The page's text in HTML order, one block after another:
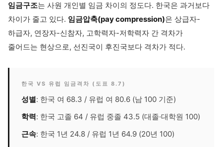
임금구조는 사원 개인별 임금 차이의 정도다. 한국은 과거보다
차이가 줄고 있다. 임금압축(pay compression)은 상급자-
하급자, 연장자-신참자, 고학력자-저학력자 간 격차가
줄어드는 현상으로, 선진국이 후진국보다 격차가 적다.
한국 VS 유럽 임금격차 (도표 8.7)
성별: 한국 여 68.3 / 유럽 여 80.6 (남 100 기준)
학력: 한국 고졸 64 / 유럽 중졸 43.5 (대졸·대학원 100)
근속: 한국 1년 24.8 / 유럽 1년 64.9 (20년 100)